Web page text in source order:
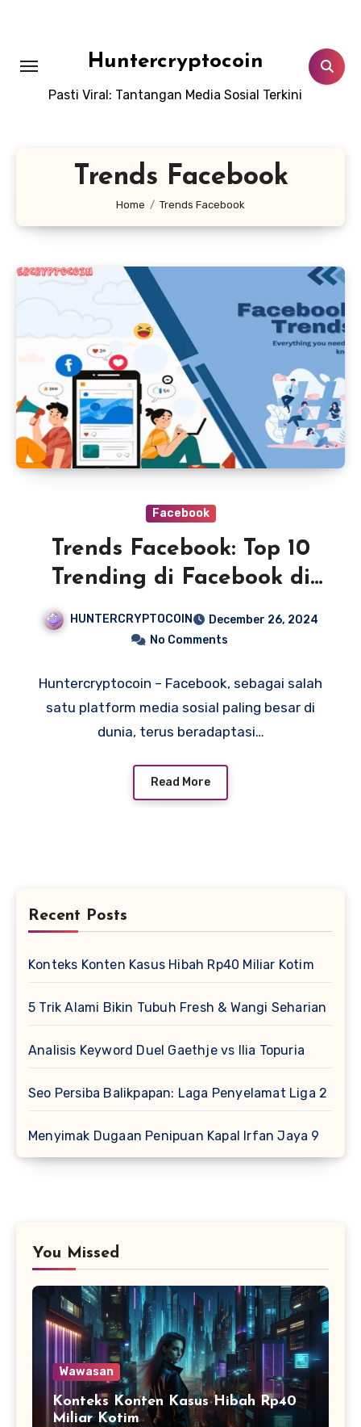
Huntercryptocoin
Pasti Viral: Tantangan Media Sosial Terkini
Trends Facebook
Home Trends Facebook
Facebook
Trends Facebook: Top 10
Trending di Facebook di
HUNTERCRYPTOCOIN
December 26, 2024
No Comments
Huntercryptocoin – Facebook, sebagai salah
satu platform media sosial paling besar di
dunia, terus beradaptasi…
Read More
Recent Posts
Konteks Konten Kasus Hibah Rp40 Miliar Kotim
5 Trik Alami Bikin Tubuh Fresh & Wangi Seharian
Analisis Keyword Duel Gaethje vs Ilia Topuria
Seo Persiba Balikpapan: Laga Penyelamat Liga 2
Menyimak Dugaan Penipuan Kapal Irfan Jaya 9
You Missed
Wawasan
Konteks Konten Kasus Hibah Rp40
Miliar Kotim